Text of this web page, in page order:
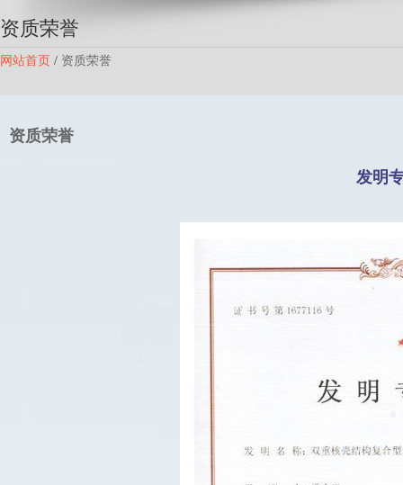
资质荣誉
网站首页 / 资质荣誉
资质荣誉
发明